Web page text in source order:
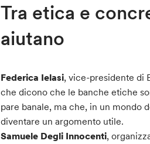
Tra etica e
aiutano
Federica Ielasi, vice-presidente di
che dicono che le banche etiche
pare banale, ma che, in un mondo
diventare un argomento utile.
Samuele Degli Innocenti,